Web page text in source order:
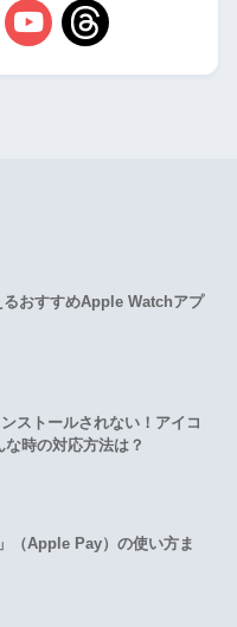
るおすすめApple Watchアプ
ストールされない！アイコ
時の対応方法は？
（Apple Pay）の使い方ま